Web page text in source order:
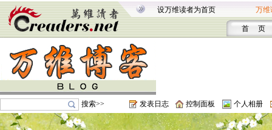
设万维读者为首页 万维
首 页
搜索>> 发表日志 控制面板 个人相册